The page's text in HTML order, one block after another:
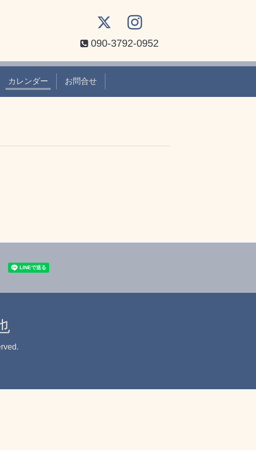
090-3792-0952
カレンダー お問合せ